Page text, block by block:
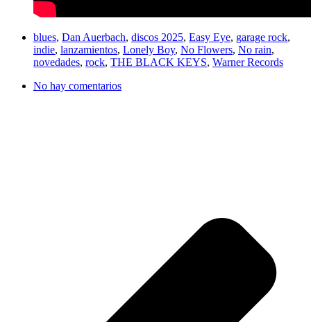
blues, Dan Auerbach, discos 2025, Easy Eye, garage rock,
indie, lanzamientos, Lonely Boy, No Flowers, No rain,
novedades, rock, THE BLACK KEYS, Warner Records
No hay comentarios